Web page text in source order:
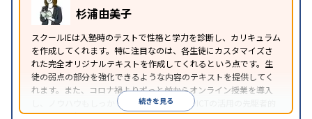
※2023年3月調査。小学校高学年の個別指導塾アンケート調査方法
杉浦由美子
スクールIEは入塾時のテストで性格と学力を診断し、カリキュラム
を作成してくれます。特に注目なのは、各生徒にカスタマイズさ
れた完全オリジナルテキストを作成してくれるという点です。生
徒の弱点の部分を強化できるような内容のテキストを提供してく
れます。また、コロナ禍よりずっと前からオンライン授業を導入
し、ノウハウもしっかりとしています。AIやICTの活用の先駆者的
な個別指導塾です。
続きを見る